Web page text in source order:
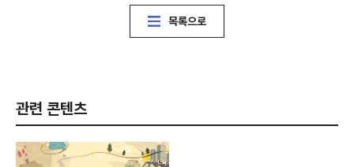
목록으로
관련 콘텐츠